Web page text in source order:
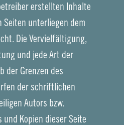
erstellten Inhalte
Seiten unterliegen dem
Die Vervielfältigung,
und jede Art der
der Grenzen des
der schriftlichen
Autors bzw.
Kopien dieser Seite